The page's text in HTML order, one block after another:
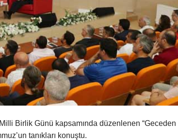
Birlik Günü kapsamında düzenlenen “Geceden
tanıkları konuştu.